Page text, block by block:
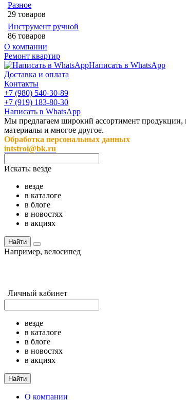
Разное
29 товаров
Инструмент ручной
86 товаров
О компании
Ремонт квартир
Написать в WhatsApp
Доставка и оплата
Контакты
+7 (980) 540-30-89
+7 (919) 183-80-30
Написать в WhatsApp
Мы предлагаем широкий ассортимент продукции,
материалы и многое другое.
Обработка персональных данных
intstroi@bk.ru
Искать: везде
везде
в каталоге
в блоге
в новостях
в акциях
Найти
Например, велосипед
Личный кабинет
везде
в каталоге
в блоге
в новостях
в акциях
Найти
О компании